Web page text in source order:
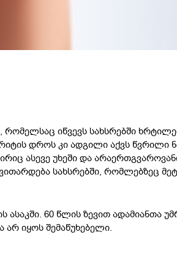
იწვევს სახსრებში
დროს კი ადგილი აქვს წვრილი
ასევე უხეში და
სახსრებში, რომლებზეც
ასაკში. 60 წლის ზევით ადამიანთა
არ იყოს შემაწუხებელი.